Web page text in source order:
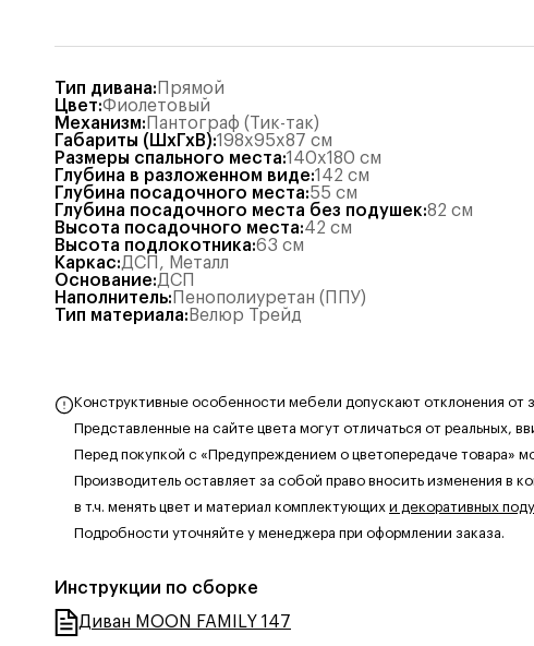
Тип дивана: Прямой
Цвет:Фиолетовый
Механизм: Пантограф (Тик-так)
Габариты (ШхГхВ):198x95x87 см
Размеры спального места:140x180 см
Глубина в разложенном виде:142 см
Глубина посадочного места:55 см
Глубина посадочного места без подушек:82 см
Высота посадочного места:42 см
Высота подлокотника:63 см
Каркас:ДСП, Металл
Основание:ДСП
Наполнитель: Пенополиуретан (ППУ)
Тип материала: Велюр Трейд
Конструктивные особенности мебели допускают отклонения от
Представленные на сайте цвета могут отличаться от реальных,
Перед покупкой с «Предупреждением о цветопередаче товара»
Производитель оставляет за собой право вносить изменения в
в т.ч. менять цвет и материал комплектующих и декоративных
Подробности уточняйте у менеджера при оформлении заказа.
Инструкции по сборке
Диван MOON FAMILY 147